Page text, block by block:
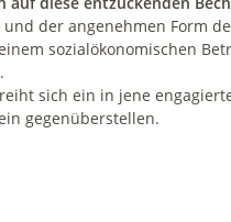
der angenehmen Form
sozialökonomischen
sich ein in jene
gegenüberstellen.